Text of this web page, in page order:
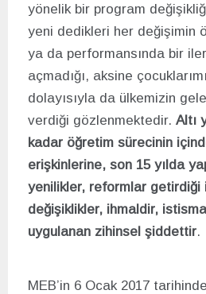
yönelik bir program
yeni dedikleri her değişimin
ya da performansında bir
açmadığı, aksine
dolayısıyla da ülkemizin
verdiği gözlenmektedir. Altı
kadar öğretim sürecinin
erişkinlerine, son 15 yılda
yenilikler, reformlar getirdiği
değişiklikler, ihmaldir,
uygulanan zihinsel şiddettir.
MEB’in 6 Ocak 2017